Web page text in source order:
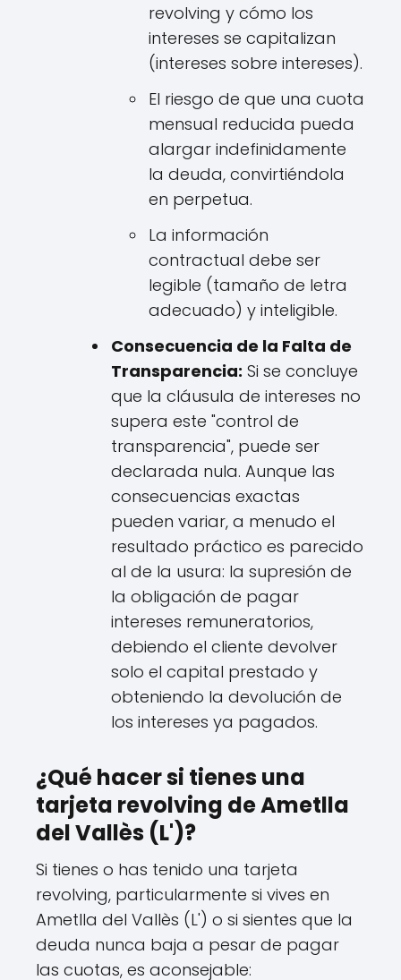
revolving y cómo los
intereses se capitalizan
(intereses sobre intereses).
El riesgo de que una cuota
mensual reducida pueda
alargar indefinidamente
la deuda, convirtiéndola
en perpetua.
La información
contractual debe ser
legible (tamaño de letra
adecuado) y inteligible.
Consecuencia de la Falta de
Transparencia: Si se concluye
que la cláusula de intereses no
supera este "control de
transparencia", puede ser
declarada nula. Aunque las
consecuencias exactas
pueden variar, a menudo el
resultado práctico es parecido
al de la usura: la supresión de
la obligación de pagar
intereses remuneratorios,
debiendo el cliente devolver
solo el capital prestado y
obteniendo la devolución de
los intereses ya pagados.
¿Qué hacer si tienes una
tarjeta revolving de Ametlla
del Vallès (L')?
Si tienes o has tenido una tarjeta
revolving, particularmente si vives en
Ametlla del Vallès (L') o si sientes que la
deuda nunca baja a pesar de pagar
las cuotas, es aconsejable: